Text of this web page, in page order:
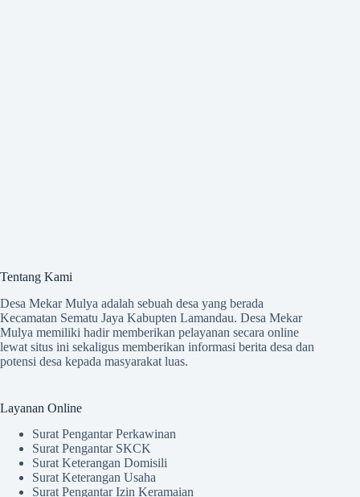
Tentang Kami
Desa Mekar Mulya adalah sebuah desa yang berada
Kecamatan Sematu Jaya Kabupten Lamandau. Desa Mekar
Mulya memiliki hadir memberikan pelayanan secara online
lewat situs ini sekaligus memberikan informasi berita desa dan
potensi desa kepada masyarakat luas.
Layanan Online
Surat Pengantar Perkawinan
Surat Pengantar SKCK
Surat Keterangan Domisili
Surat Keterangan Usaha
Surat Pengantar Izin Keramaian